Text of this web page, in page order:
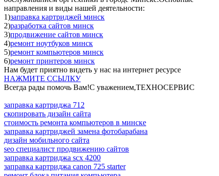
направления и виды нашей деятельности:
1)заправка картриджей минск
2)разработка сайтов минск
3)продвижение сайтов минск
4)ремонт ноутбуков минск
5)ремонт компьютеров минск
6)ремонт принтеров минск
Нам будет приятно видеть у нас на интернет ресурсе
НАЖМИТЕ ССЫЛКУ
Всегда рады помочь Вам!С уважением,ТЕХНОСЕРВИC
заправка картриджа 712
скопировать дизайн сайта
стоимость ремонта компьютеров в минске
заправка картриджей замена фотобарабана
дизайн мобильного сайта
seo специалист продвижению сайтов
заправка картриджа scx 4200
заправка картриджа canon 725 starter